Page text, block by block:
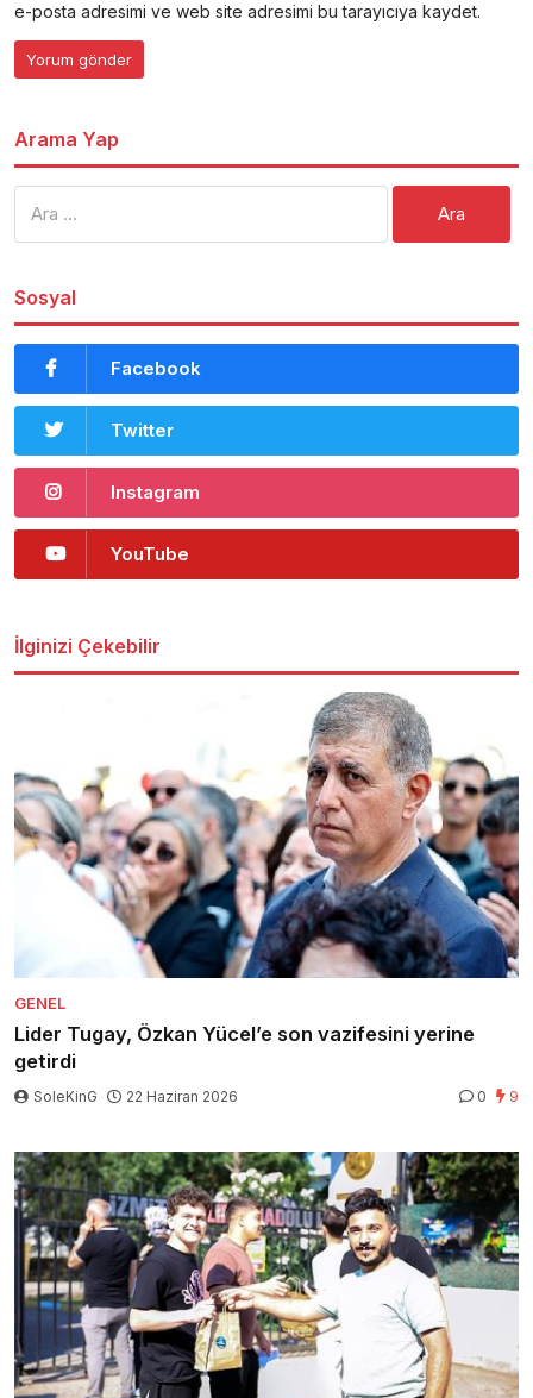
e-posta adresimi ve web site adresimi bu tarayıcıya kaydet.
Arama Yap
Sosyal
Facebook
Twitter
Instagram
YouTube
İlginizi Çekebilir
GENEL
Lider Tugay, Özkan Yücel’e son vazifesini yerine
getirdi
SoleKinG 22 Haziran 2026 0 9